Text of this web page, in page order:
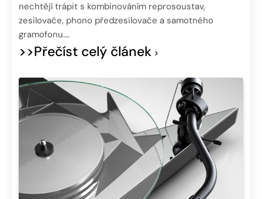
nechtějí trápit s kombinováním reprosoustav,
zesilovače, phono předzesilovače a samotného
gramofonu….
>>Přečíst celý článek